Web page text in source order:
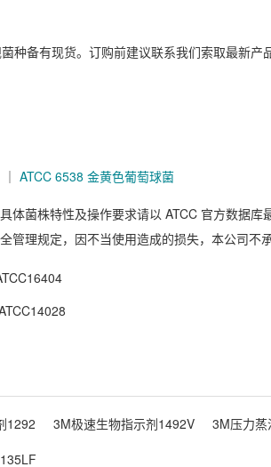
种备有现货。订购前建议联系我们索取最新
｜ ATCC 6538 金黄色葡萄球菌
体菌株特性及操作要求请以 ATCC 官方数据
理规定，因不当使用造成的损失，本公司不承
1292 3M极速生物指示剂1492V
3M压力